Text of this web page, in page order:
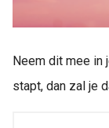
Neem dit mee in
stapt, dan zal je